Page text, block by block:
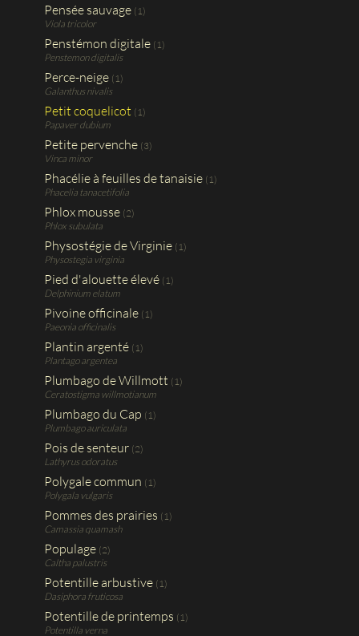
Pensée sauvage (1)
Viola tricolor
Penstémon digitale (1)
Penstemon digitalis
Perce-neige (1)
Galanthus nivalis
Petit coquelicot (1)
Papaver dubium
Petite pervenche (3)
Vinca minor
Phacélie à feuilles de tanaisie (1)
Phacelia tanacetifolia
Phlox mousse (2)
Phlox subulata
Physostégie de Virginie (1)
Physostegia virginia
Pied d'alouette élevé (1)
Delphinium elatum
Pivoine officinale (1)
Paeonia officinalis
Plantin argenté (1)
Plantago argentea
Plumbago de Willmott (1)
Ceratostigma willmotianum
Plumbago du Cap (1)
Plumbago auriculata
Pois de senteur (2)
Lathyrus odoratus
Polygale commun (1)
Polygala vulgaris
Pommes des prairies (1)
Camassia quamash
Populage (2)
Caltha palustris
Potentille arbustive (1)
Dasiphora fruticosa
Potentille de printemps (1)
Potentilla verna